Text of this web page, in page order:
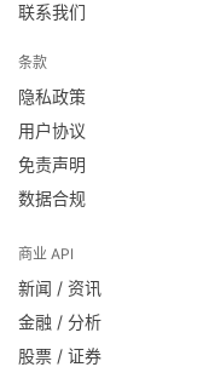
联系我们
条款
隐私政策
用户协议
免责声明
数据合规
商业 API
新闻 / 资讯
金融 / 分析
股票 / 证券